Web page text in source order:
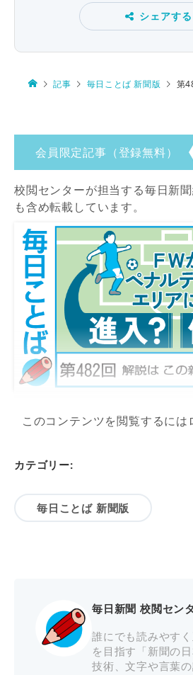
シェアする
記事 毎日ことば 新聞版 第482
会員限定記事（登録無料）
校閲センターが担当する毎日新
も含め転載しています。
このコンテンツを閲覧するには
カテゴリー:
毎日ことば 新聞版
毎日新聞 校閲セン
誰にでも読みやす
を目指す「新聞の
技術、文字や言葉